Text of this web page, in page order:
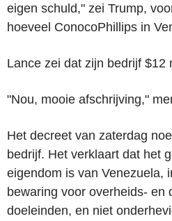
eigen schuld," zei Trump,
hoeveel ConocoPhillips in
Lance zei dat zijn bedrijf $12
"Nou, mooie afschrijving,"
Het decreet van zaterdag
bedrijf. Het verklaart dat het
eigendom is van Venezuela,
bewaring voor overheids- en
doeleinden, en niet